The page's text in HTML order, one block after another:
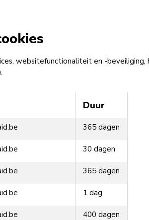
websitefunctionaliteit en -
Duur
365 dagen
30 dagen
365 dagen
1 dag
400 dagen